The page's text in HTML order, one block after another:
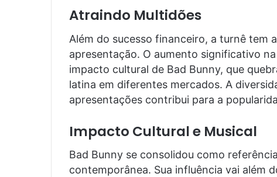
Atraindo Multidões
Além do sucesso financeiro, a turnê tem
apresentação. O aumento significativo
impacto cultural de Bad Bunny, que
latina em diferentes mercados. A
apresentações contribui para a
Impacto Cultural e Musical
Bad Bunny se consolidou como
contemporânea. Sua influência vai além